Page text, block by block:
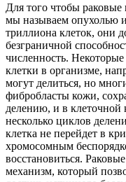
Для того чтобы
мы называем опухолью
триллиона клеток, они
безграничной
численность.
клетки в организме,
могут делиться, но
фибробласты кожи,
делению, и в клеточной
несколько циклов
клетка не перейдет в
хромосомным
восстановиться.
механизм, который